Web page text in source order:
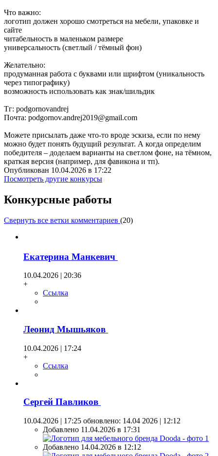
Что важно:
логотип должен хорошо смотреться на мебели, упаковке и
сайте
читабельность в маленьком размере
универсальность (светлый / тёмный фон)
Желательно:
продуманная работа с буквами или шрифтом (уникальность
через типографику)
возможность использовать как знак/шильдик
Тг: podgornovandrej
Почта: podgornov.andrej2019@gmail.com
Можете присылать даже что-то вроде эскиза, если по нему
можно будет понять будущий результат. А когда определим
победителя – доделаем варианты на светлом фоне, на тёмном,
краткая версия (например, для фавикона и тп).
Опубликован 10.04.2026 в 17:22
Посмотреть другие конкурсы
Конкурсные работы
Свернуть все ветки комментариев (20)
Екатерина Манкевич
10.04.2026 | 20:36
+
Ссылка
Леонид Мышьяков
10.04.2026 | 17:24
+
Ссылка
Сергей Павликов
10.04.2026 | 17:25 обновлено: 14.04 2026 | 12:12
Добавлено 11.04.2026 в 17:31
Добавлено 14.04.2026 в 12:12